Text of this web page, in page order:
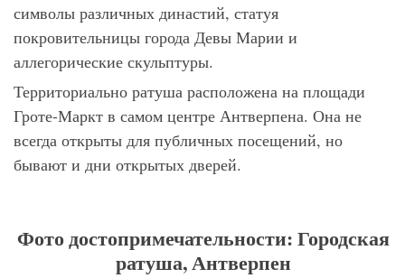
символы различных династий, статуя
покровительницы города Девы Марии и
аллегорические скульптуры.
Территориально ратуша расположена на площади
Гроте-Маркт в самом центре Антверпена. Она не
всегда открыты для публичных посещений, но
бывают и дни открытых дверей.
Фото достопримечательности: Городская
ратуша, Антверпен